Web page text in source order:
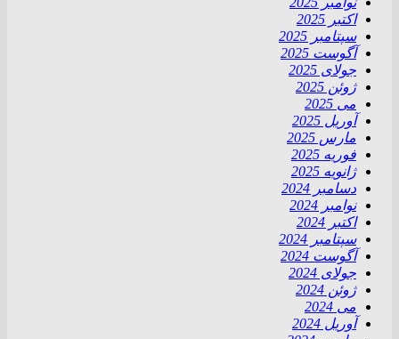
اکتبر 2025
سپتامبر 2025
آگوست 2025
جولای 2025
ژوئن 2025
می 2025
آوریل 2025
مارس 2025
فوریه 2025
ژانویه 2025
دسامبر 2024
نوامبر 2024
اکتبر 2024
سپتامبر 2024
آگوست 2024
جولای 2024
ژوئن 2024
می 2024
آوریل 2024